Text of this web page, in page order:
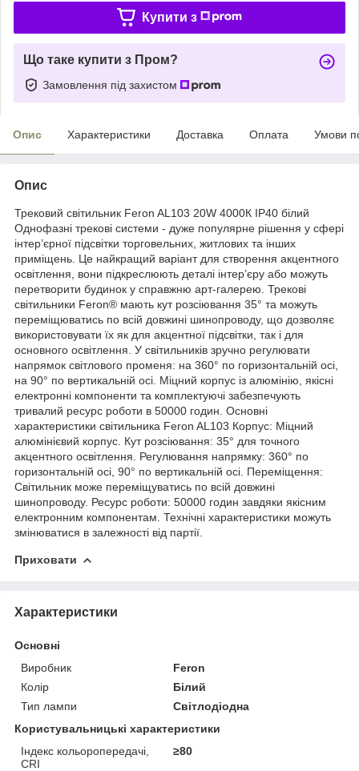
Купити з
Що таке купити з Пром?
Замовлення під захистом
Опис Характеристики Доставка Оплата Умови
Опис
Трековий світильник Feron AL103 20W 4000К IP40 білий
Однофазні трекові системи - дуже популярне рішення у сфері
інтер’єрної підсвітки торговельних, житлових та інших
приміщень. Це найкращий варіант для створення акцентного
освітлення, вони підкреслюють деталі інтер’єру або можуть
перетворити будинок у справжню арт-галерею. Трекові
світильники Feron® мають кут розсіювання 35° та можуть
переміщюватись по всій довжині шинопроводу, що дозволяє
використовувати їх як для акцентної підсвітки, так і для
основного освітлення. У світильників зручно регулювати
напрямок світлового променя: на 360° по горизонтальній осі,
на 90° по вертикальній осі. Міцний корпус із алюмінію, якісні
електронні компоненти та комплектуючі забезпечують
тривалий ресурс роботи в 50000 годин. Основні
характеристики світильника Feron AL103 Корпус: Міцний
алюмінієвий корпус. Кут розсіювання: 35° для точного
акцентного освітлення. Регулювання напрямку: 360° по
горизонтальній осі, 90° по вертикальній осі. Переміщення:
Світильник може переміщуватись по всій довжині
шинопроводу. Ресурс роботи: 50000 годин завдяки якісним
електронним компонентам. Технічні характеристики можуть
змінюватися в залежності від партії.
Приховати
Характеристики
Основні
Виробник
Feron
Колір
Білий
Тип лампи
Світлодіодна
Користувальницькі характеристики
Індекс кольоропередачі,
CRI
≥80